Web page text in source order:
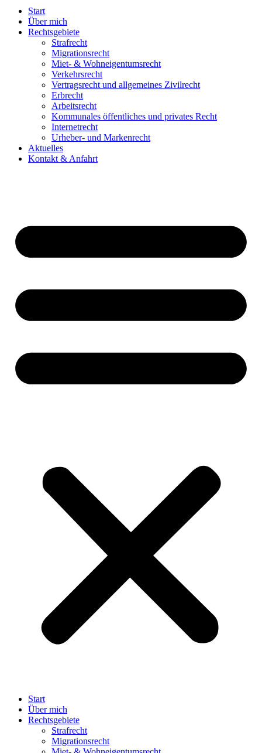
Start
Über mich
Rechtsgebiete
Strafrecht
Migrationsrecht
Miet- & Wohneigentumsrecht
Verkehrsrecht
Vertragsrecht und allgemeines Zivilrecht
Erbrecht
Arbeitsrecht
Kommunales öffentliches und privates Recht
Internetrecht
Urheber- und Markenrecht
Aktuelles
Kontakt & Anfahrt
Start
Über mich
Rechtsgebiete
Strafrecht
Migrationsrecht